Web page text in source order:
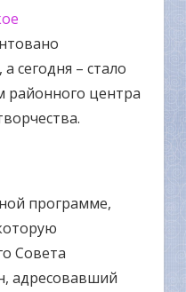
, а сегодня – стало
центра
программе,
Совета
адресовавший